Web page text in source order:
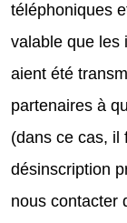
téléphoniques
valable que les
aient été
partenaires à
(dans ce cas, il
désinscription
nous contacter